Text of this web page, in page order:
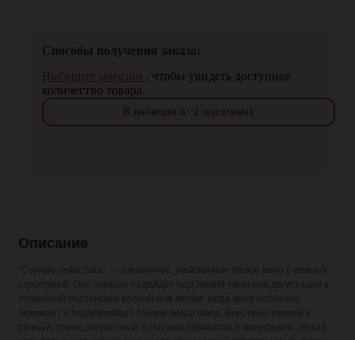
Способы получения заказа:
Выберите магазин , чтобы увидеть доступное
количество товара.
В наличии в: 2 магазинах
Описание